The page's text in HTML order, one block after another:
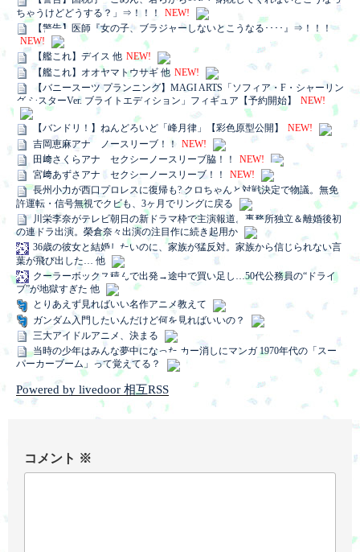
ちゃうけどどうする？」⇒！！！
NEW!
【警告】医師『女の子、ブラジャーしないとこうなる････』⇒！！！
NEW!
【艦これ】デイス 他 NEW!
【艦これ】オオヤマトウサギ 他 NEW!
【バニースーツ プランニング】MAGI ARTS「ソフィア・F・シャーリン
グ シスターVer. ブライトエディション」フィギュア【予約開始】
NEW!
【バンドリ！】ねんどろいど「峰月律」【彩色原型公開】
NEW!
吉岡恵麻アナ ノースリーブ！！
NEW!
田﨑さくらアナ セクシーノースリーブ脇！！
NEW!
宮﨑あずさアナ セクシーノースリーブ！！
NEW!
長州小力が西口プロレスに復帰も? クロちゃんと対戦決定で物議。無免
許運転・信号無視でクビも、3ヶ月でリングに戻る
川栄李奈がテレビ朝日の新ドラマ枠で主演報道。事務所独立＆離婚後初
の連ドラ出演。榮倉奈々出演の注目作に続き起用か
36歳の彼女と結婚したいのに、家族が猛反対。家族から信じられない言
葉が飛び出した… 他
クーラーボックス積んで出発→途中で買い足し…50代公務員の“ドライ
ブ”が地獄すぎた 他
とりあえず見ればいい名作アニメ教えて
ガンダム入門したいんだけど何を見ればいいの？
三大アイドルアニメ、決まる
当時の少年はみんな夢中になった カー消しにマンガ 1970年代の「スー
パーカーブーム」って覚えてる？
Powered by livedoor 相互RSS
コメント ※